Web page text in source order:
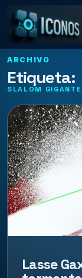
ARCHIVO
Etiqueta:
SLALOM GIGANTE
Lasse